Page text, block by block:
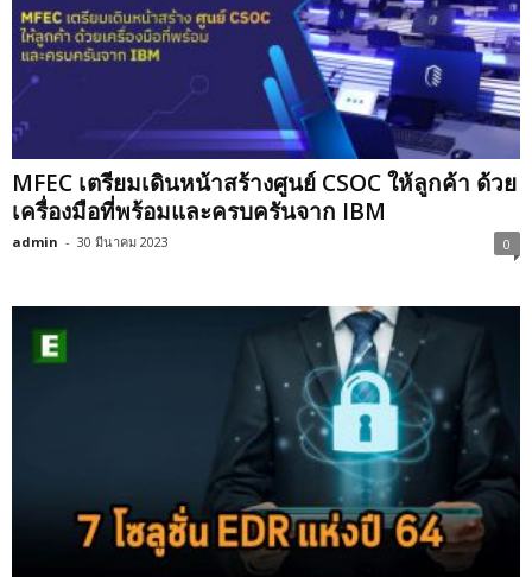
MFEC เตรียมเดินหน้าสร้างศูนย์ CSOC ให้ลูกค้า ด้วย
เครื่องมือที่พร้อมและครบครันจาก IBM
admin - 30 มีนาคม 2023 0